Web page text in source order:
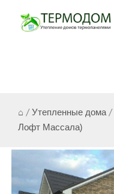
⌂ /Утепленные дома/
Лофт Массала)